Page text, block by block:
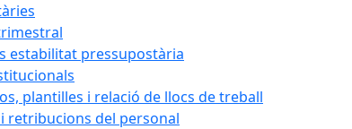
estabilitat pressupostària
plantilles i relació de llocs de treball
retribucions del personal